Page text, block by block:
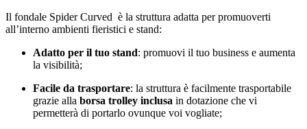
Il fondale Spider Curved è la struttura adatta per promuoverti
all’interno ambienti fieristici e stand:
Adatto per il tuo stand: promuovi il tuo business e aumenta
la visibilità;
Facile da trasportare: la struttura è facilmente trasportabile
grazie alla borsa trolley inclusa in dotazione che vi
permetterà di portarlo ovunque voi vogliate;